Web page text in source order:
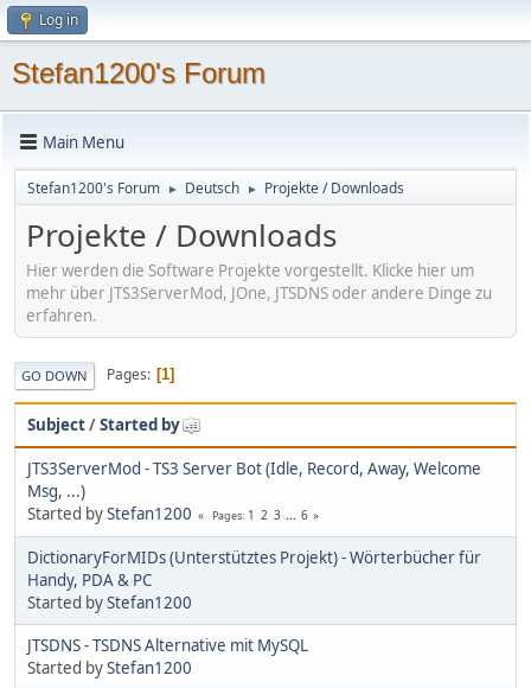
Log in
Stefan1200's Forum
Main Menu
Stefan1200's Forum ► Deutsch ► Projekte / Downloads
Projekte / Downloads
Hier werden die Software Projekte vorgestellt. Klicke hier um
mehr über JTS3ServerMod, JOne, JTSDNS oder andere Dinge zu
erfahren.
GO DOWN Pages 1
Subject/Started by
JTS3ServerMod - TS3 Server Bot (Idle, Record, Away, Welcome
Msg, ...)
Started byStefan1200 Pages 1 2 3 ... 6
DictionaryForMIDs (Unterstütztes Projekt) - Wörterbücher für
Handy, PDA & PC
Started byStefan1200
JTSDNS - TSDNS Alternative mit MySQL
Started byStefan1200